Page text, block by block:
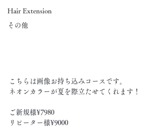
Hair Extension
その他
こちらは画像お持ち込みコースです。
ネオンカラーが夏を際立たせてくれます！
ご新規様¥7980
リピーター様¥9000